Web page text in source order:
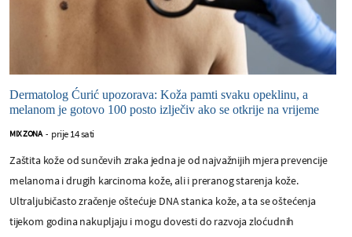
Dermatolog Ćurić upozorava: Koža pamti svaku opeklinu, a
melanom je gotovo 100 posto izlječiv ako se otkrije na vrijeme
MIX ZONA - prije 14 sati
Zaštita kože od sunčevih zraka jedna je od najvažnijih mjera prevencije
melanoma i drugih karcinoma kože, ali i preranog starenja kože.
Ultraljubičasto zračenje oštećuje DNA stanica kože, a ta se oštećenja
tijekom godina nakupljaju i mogu dovesti do razvoja zloćudnih